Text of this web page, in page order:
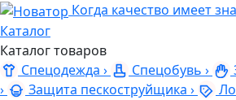
Когда качество имеет
Каталог
Каталог товаров
Спецодежда › Спецобувь ›
›
Защита пескоструйщика ›